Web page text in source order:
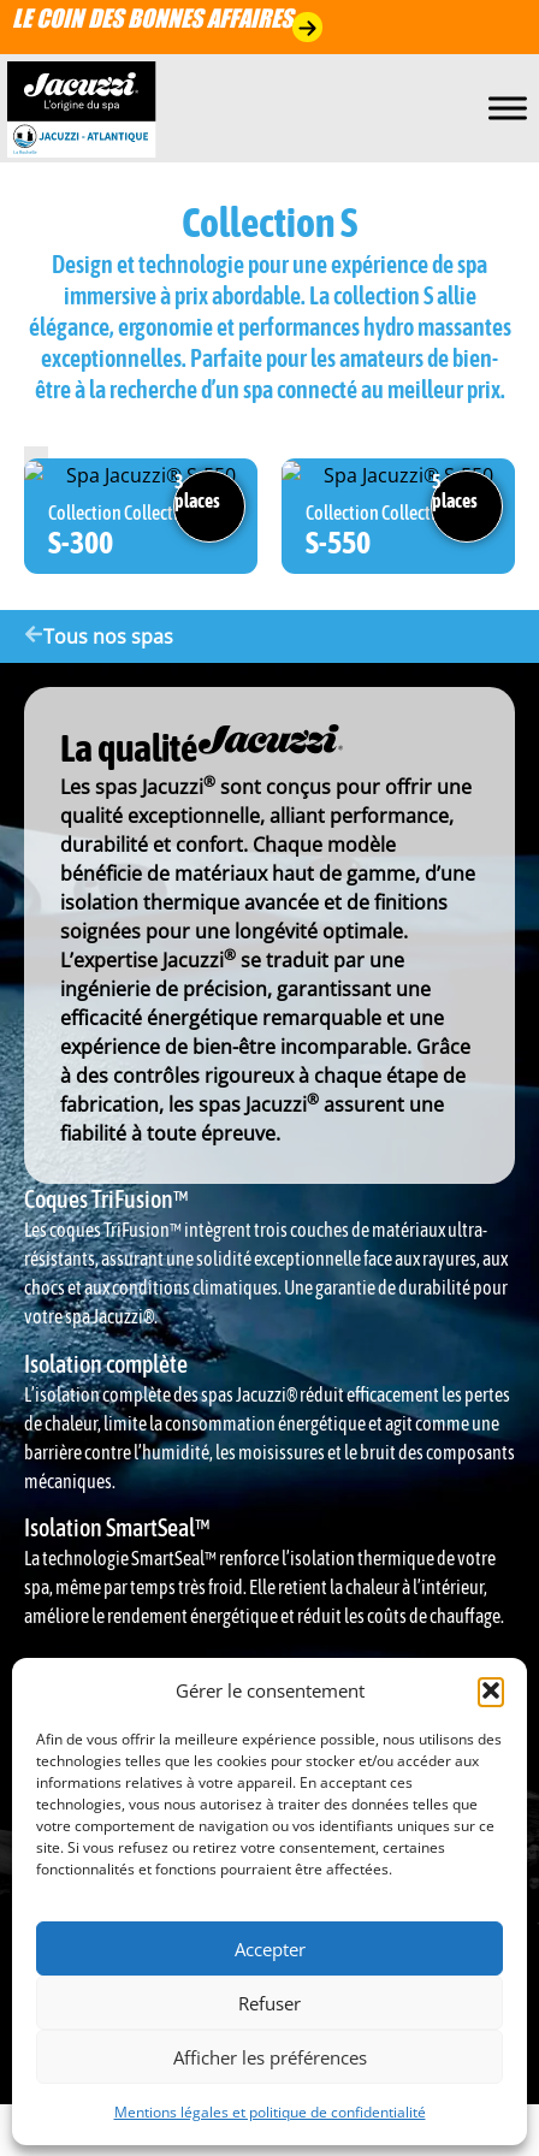
Gérer le consentement
Afin de vous offrir la meilleure expérience possible, nous utilisons des
technologies telles que les cookies pour stocker et/ou accéder aux
informations relatives à votre appareil. En acceptant ces
technologies, vous nous autorisez à traiter des données telles que
votre comportement de navigation ou vos identifiants uniques sur ce
site. Si vous refusez ou retirez votre consentement, certaines
fonctionnalités et fonctions pourraient être affectées.
Accepter
Refuser
Afficher les préférences
Mentions légales et politique de confidentialité
LE COIN DES BONNES AFFAIRES
Collection S
Design et technologie pour une expérience de spa
immersive à prix abordable. La collection S allie
élégance, ergonomie et performances hydro massantes
exceptionnelles. Parfaite pour les amateurs de bien-
être à la recherche d’un spa connecté au meilleur prix.
Filtres
Collection Collection S
S-300
3
places
Collection Collection S
S-550
5
places
Tous nos spas
La qualité
Les spas Jacuzzi® sont conçus pour offrir une
qualité exceptionnelle, alliant performance,
durabilité et confort. Chaque modèle
bénéficie de matériaux haut de gamme, d’une
isolation thermique avancée et de finitions
soignées pour une longévité optimale.
L’expertise Jacuzzi® se traduit par une
ingénierie de précision, garantissant une
efficacité énergétique remarquable et une
expérience de bien-être incomparable. Grâce
à des contrôles rigoureux à chaque étape de
fabrication, les spas Jacuzzi® assurent une
fiabilité à toute épreuve.
Coques TriFusion™
Les coques TriFusion™ intègrent trois couches de matériaux ultra-
résistants, assurant une solidité exceptionnelle face aux rayures, aux
chocs et aux conditions climatiques. Une garantie de durabilité pour
votre spa Jacuzzi®.
Isolation complète
L’isolation complète des spas Jacuzzi® réduit efficacement les pertes
de chaleur, limite la consommation énergétique et agit comme une
barrière contre l’humidité, les moisissures et le bruit des composants
mécaniques.
Isolation SmartSeal™
La technologie SmartSeal™ renforce l’isolation thermique de votre
spa, même par temps très froid. Elle retient la chaleur à l’intérieur,
améliore le rendement énergétique et réduit les coûts de chauffage.
Jacuzzi-
Atlantique
L'excellence
Jacuzzi
Nous
contacter
Prendre
Nos spas
Spas
pour
les
particuliers
Spas
pour
nage
Saunas et
13 Rue Lambertz
Villeneuve les
17000 La Rochelle
05 46 29 00 28
06 42 01 35 46